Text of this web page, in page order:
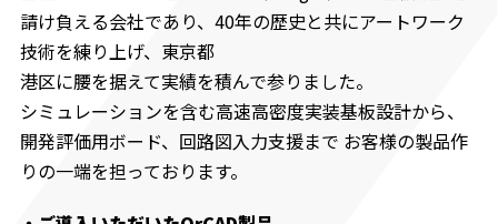
請け負える会社であり、40年の歴史と共にアートワーク
技術を練り上げ、東京都
港区に腰を据えて実績を積んで参りました。
シミュレーションを含む高速高密度実装基板設計から、
開発評価用ボード、回路図入力支援まで お客様の製品作
りの一端を担っております。